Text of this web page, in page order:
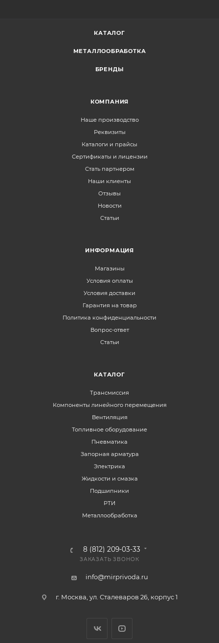
КАТАЛОГ
МЕТАЛЛООБРАБОТКА
БРЕНДЫ
КОМПАНИЯ
Наше производство
Реквизиты
Каталоги и прайсы
Сертификаты и лицензии
Стать партнером
Наши клиенты
Отзывы
Новости
Статьи
ИНФОРМАЦИЯ
Магазины
Условия оплаты
Условия доставки
Гарантия на товар
Политика конфиденциальности
Вопрос-ответ
Статьи
КАТАЛОГ
Трансмиссия
Компоненты линейного перемещения
Вентиляция
Топливное оборудование
Пневматика
Запорная арматура
Электрика
Жидкости и смазка
Подшипники
РТИ
Металлообработка
8 (812) 209-03-33
ЗАКАЗАТЬ ЗВОНОК
info@mirprivoda.ru
г. Москва, ул. Сталеваров 26, корпус 1